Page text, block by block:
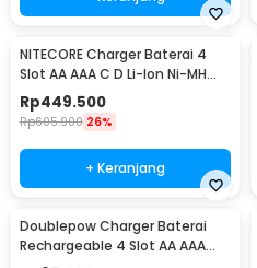
NITECORE Charger Baterai 4
Slot AA AAA C D Li-Ion Ni-MH
LCD Display - UM4
Rp449.500
Rp605.900 26%
+ Keranjang
Doublepow Charger Baterai
Rechargeable 4 Slot AA AAA